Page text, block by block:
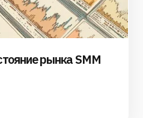
рынка SMM